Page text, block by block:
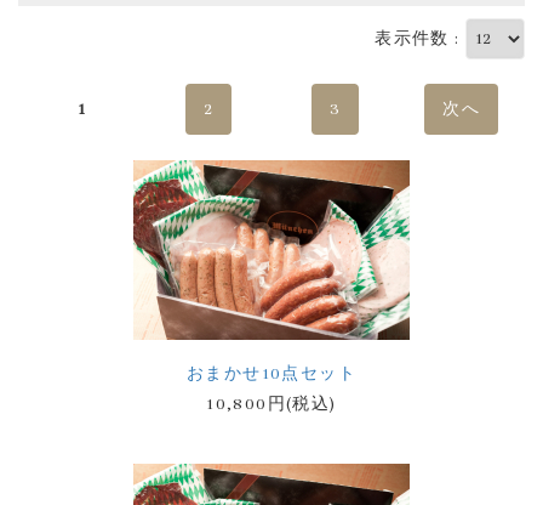
表示件数 :
1 2 3 次へ
おまかせ10点セット
10,800円(税込)